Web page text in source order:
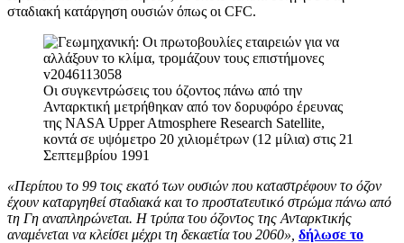
σταδιακή κατάργηση ουσιών όπως οι CFC.
Οι συγκεντρώσεις του όζοντος πάνω από την
Ανταρκτική μετρήθηκαν από τον δορυφόρο έρευνας
της NASA Upper Atmosphere Research Satellite,
κοντά σε υψόμετρο 20 χιλιομέτρων (12 μίλια) στις 21
Σεπτεμβρίου 1991
«Περίπου το 99 τοις εκατό των ουσιών που καταστρέφουν το όζον
έχουν καταργηθεί σταδιακά και το προστατευτικό στρώμα πάνω από
τη Γη αναπληρώνεται. Η τρύπα του όζοντος της Ανταρκτικής
αναμένεται να κλείσει μέχρι τη δεκαετία του 2060», δήλωσε το